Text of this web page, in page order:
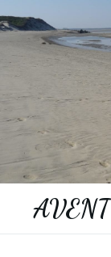
to
content